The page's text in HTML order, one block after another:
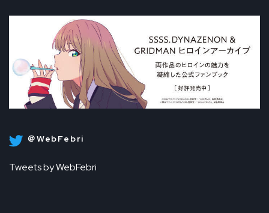
＠WebFebri
Tweets by WebFebri